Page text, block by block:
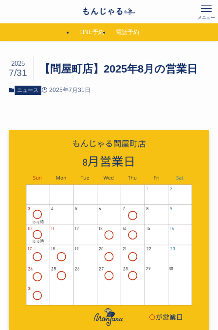
メニュー
LINE予約 電話予約
【問屋町店】2025年8月の営業日
2025
7/31
ニュース 2025年7月31日